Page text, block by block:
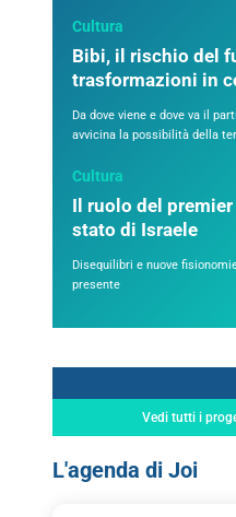
Cultura
Bibi, il rischio del
trasformazioni in
Da dove viene e dove va il
avvicina la possibilità della
Cultura
Il ruolo del
stato di Israele
Disequilibri e nuove
presente
Vedi tutti i
L'agenda di Joi